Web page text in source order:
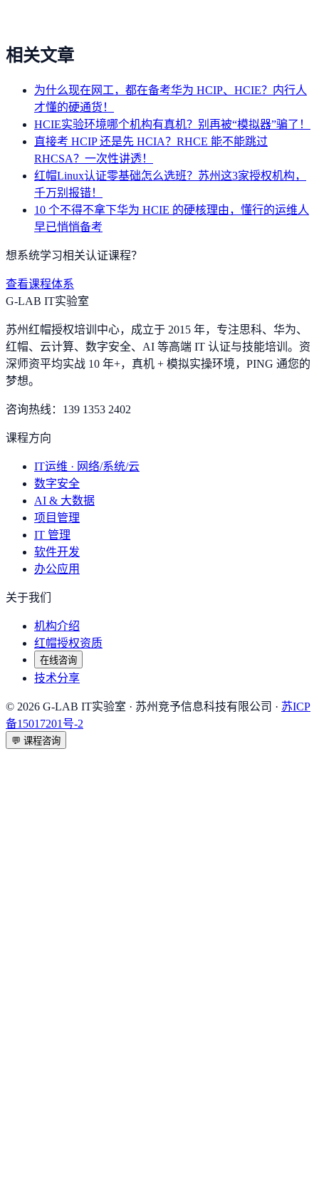
相关文章
为什么现在网工，都在备考华为 HCIP、HCIE？内行人
才懂的硬通货！
HCIE实验环境哪个机构有真机？别再被“模拟器”骗了！
直接考 HCIP 还是先 HCIA？RHCE 能不能跳过
RHCSA？一次性讲透！
红帽Linux认证零基础怎么选班？苏州这3家授权机构，
千万别报错！
10 个不得不拿下华为 HCIE 的硬核理由，懂行的运维人
早已悄悄备考
想系统学习相关认证课程？
查看课程体系
G-LAB IT实验室
苏州红帽授权培训中心，成立于 2015 年，专注思科、华为、
红帽、云计算、数字安全、AI 等高端 IT 认证与技能培训。资
深师资平均实战 10 年+，真机 + 模拟实操环境， PING 通您的
梦想。
咨询热线： 139 1353 2402
课程方向
IT运维 · 网络/系统/云
数字安全
AI & 大数据
项目管理
IT 管理
软件开发
办公应用
关于我们
机构介绍
红帽授权资质
在线咨询
技术分享
© 2026 G-LAB IT实验室 · 苏州竞予信息科技有限公司 · 苏ICP
备15017201号-2
💬 课程咨询